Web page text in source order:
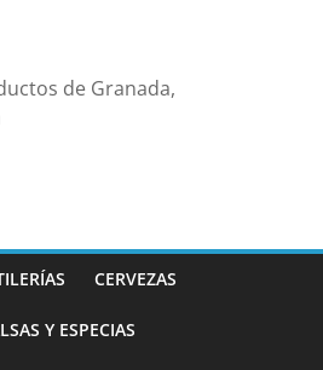
de Granada,
CERVEZAS
Y ESPECIAS